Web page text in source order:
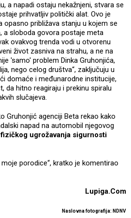
a napadi ostaju nekažnjeni, stvara se
prihvatljiv politički alat. Ovo je
opasno približava stanju u kojem se
a sloboda govora postaje meta
ovakvog trenda vodi u otvorenu
život zasniva na strahu, a ne na
'samo' problem Dinka Gruhonjića,
nego celog društva“, zaključuju u
domaće i međunarodne institucije,
da hitno reagiraju i prekinu spiralu
slučajeva.
Gruhonjić agenciji Beta rekao kako
napad na automobil njegovog
ugrožavanja sigurnosti
porodice“, kratko je komentirao
Lupiga.Com
Naslovna fotografija: NDNV